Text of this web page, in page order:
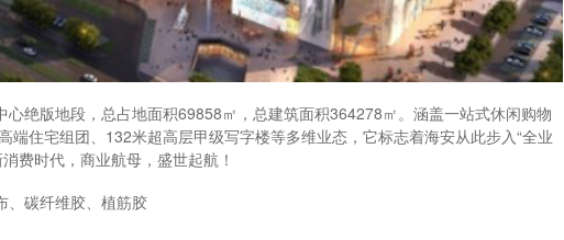
绝版地段，总占地面积69858㎡，总建筑面积364278㎡。涵盖一站式休闲购物
端住宅组团、132米超高层甲级写字楼等多维业态，它标志着海安从此步入“全业
费时代，商业航母，盛世起航！
碳纤维胶、植筋胶